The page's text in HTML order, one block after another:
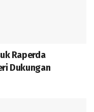
Raperda
Dukungan